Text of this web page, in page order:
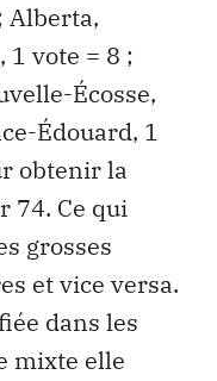
Alberta,
1 vote = 8 ;
Écosse,
Édouard, 1
obtenir la
74. Ce qui
grosses
et vice versa.
dans les
mixte elle